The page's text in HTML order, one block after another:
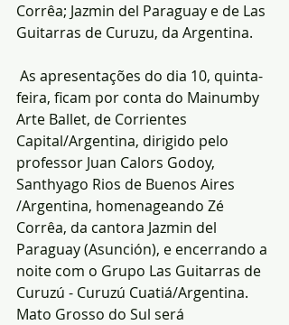
Corrêa; Jazmin del Paraguay e de Las
Guitarras de Curuzu, da Argentina.
feira, ficam por conta do Mainumby
Arte Ballet, de Corrientes
Capital/Argentina, dirigido pelo
professor Juan Calors Godoy,
Santhyago Rios de Buenos Aires
/Argentina, homenageando Zé
Corrêa, da cantora Jazmin del
Paraguay (Asunción), e encerrando a
noite com o Grupo Las Guitarras de
Curuzú - Curuzú Cuatiá/Argentina.
Mato Grosso do Sul será